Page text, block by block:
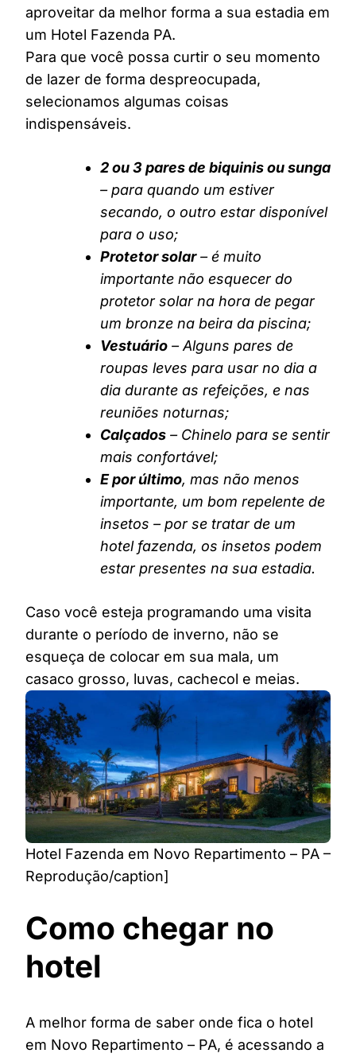
aproveitar da melhor forma a sua estadia em
um Hotel Fazenda PA.
Para que você possa curtir o seu momento
de lazer de forma despreocupada,
selecionamos algumas coisas
indispensáveis.
2 ou 3 pares de biquinis ou sunga
– para quando um estiver
secando, o outro estar disponível
para o uso;
Protetor solar– é muito
importante não esquecer do
protetor solar na hora de pegar
um bronze na beira da piscina;
Vestuário – Alguns pares de
roupas leves para usar no dia a
dia durante as refeições, e nas
reuniões noturnas;
Calçados – Chinelo para se sentir
mais confortável;
E por último, mas não menos
importante, um bom repelente de
insetos – por se tratar de um
hotel fazenda, os insetos podem
estar presentes na sua estadia.
Caso você esteja programando uma visita
durante o período de inverno, não se
esqueça de colocar em sua mala, um
casaco grosso, luvas, cachecol e meias.
Hotel Fazenda em Novo Repartimento – PA –
Reprodução/caption]
Como chegar no
hotel
A melhor forma de saber onde fica o hotel
em Novo Repartimento – PA, é acessando a